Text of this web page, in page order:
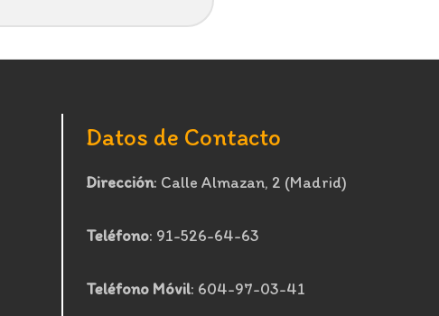
Datos de Contacto
Dirección: Calle Almazan, 2 (Madrid)
Teléfono: 91-526-64-63
Teléfono Móvil: 604-97-03-41